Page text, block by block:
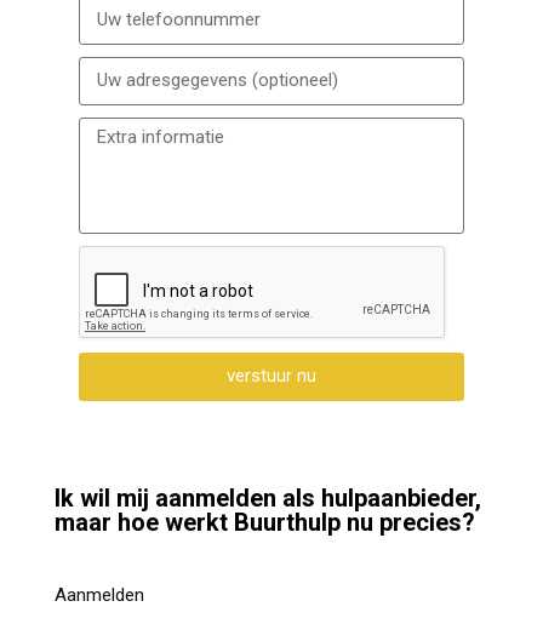
verstuur nu
Ik wil mij aanmelden als hulpaanbieder,
maar hoe werkt Buurthulp nu precies?
Aanmelden